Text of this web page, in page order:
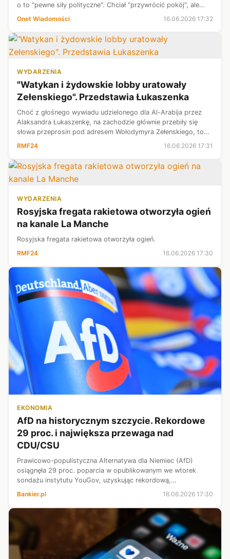
o to "pewne siły polityczne". Chciał "przywrócić pokój", ale
został oszukany. Takie oświadczenie wygłosił Aleksander
Onet Wiadomości 16.06.2026 17:32
WYDARZENIA
"Watykan i żydowskie lobby uratowały
Zełenskiego". Przedstawia Łukaszenka
Choć z głośnego wywiadu udzielonego dla Al-Arabija przez
Alaksandra Łukaszenkę, na zachodzie głównie przebiły się
słowa przeprosin pod adresem Wołodymyra Zełenskiego, to
RMF24 16.06.2026 17:31
WYDARZENIA
Rosyjska fregata rakietowa otworzyła ogień
na kanale La Manche
Rosyjska fregata rakietowa otworzyła ogień.
RMF24
16.06.2026 17:30
EKONOMIA
AfD na historycznym szczycie. Rekordowe
29 proc. i największa przewaga nad
CDU/CSU
Prawicowo-populistyczna Alternatywa dla Niemiec (AfD)
osiągnęła 29 proc. poparcia w opublikowanym we wtorek
sondażu instytutu YouGov, uzyskując rekordową,
CDU/CSU. Wynik chadeków jest najsłabszy od wr...
Bankier.pl 16.06.2026 17:30